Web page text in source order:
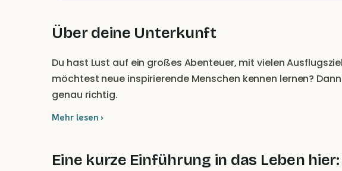
Über deine Unterkunft
Du hast Lust auf ein großes Abenteuer, mit vielen
möchtest neue inspirierende Menschen kennen lernen?
genau richtig.
Mehr lesen ›
Eine kurze Einführung in das Leben hier: